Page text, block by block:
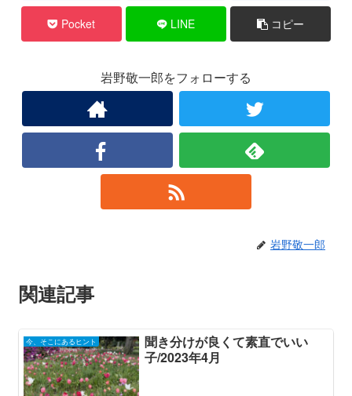
Pocket LINE コピー
岩野敬一郎をフォローする
岩野敬一郎
関連記事
今、そこにあるヒント
聞き分けが良くて素直でいい
子/2023年4月